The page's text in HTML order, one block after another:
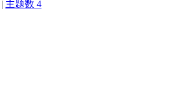
| 主题数 4